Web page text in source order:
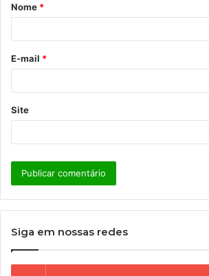
r
*
Nome *
E-mail *
Site
Siga em nossas redes